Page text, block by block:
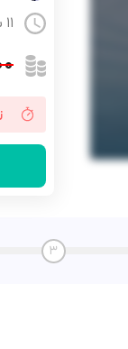
11 ساعت
3